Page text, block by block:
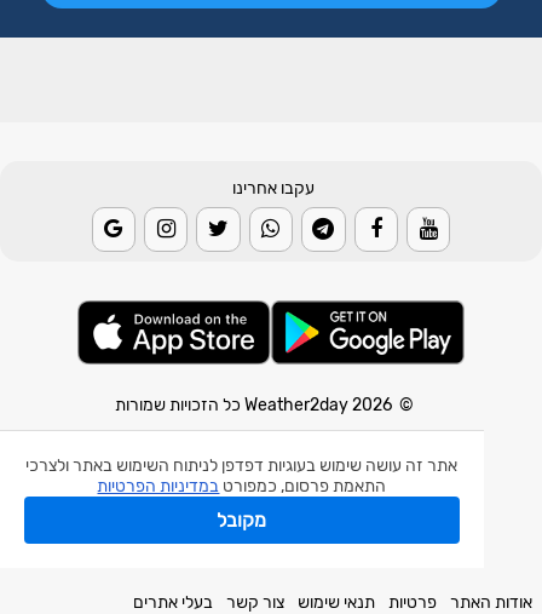
אתר זה עושה שימוש בעוגיות דפדפן לניתוח השימוש באתר ולצרכי
התאמת פרסום, כמפורט במדיניות הפרטיות
מקובל
עקבו אחרינו
© 2026 Weather2day כל הזכויות שמורות
אפליקצית רעידת אדמה
אפליקצית מכ"ם גשם
אודות האתר פרטיות תנאי שימוש צור קשר בעלי אתרים